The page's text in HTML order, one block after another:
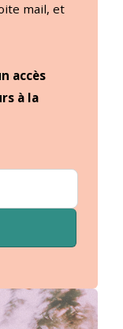
mail, et
accès
à la